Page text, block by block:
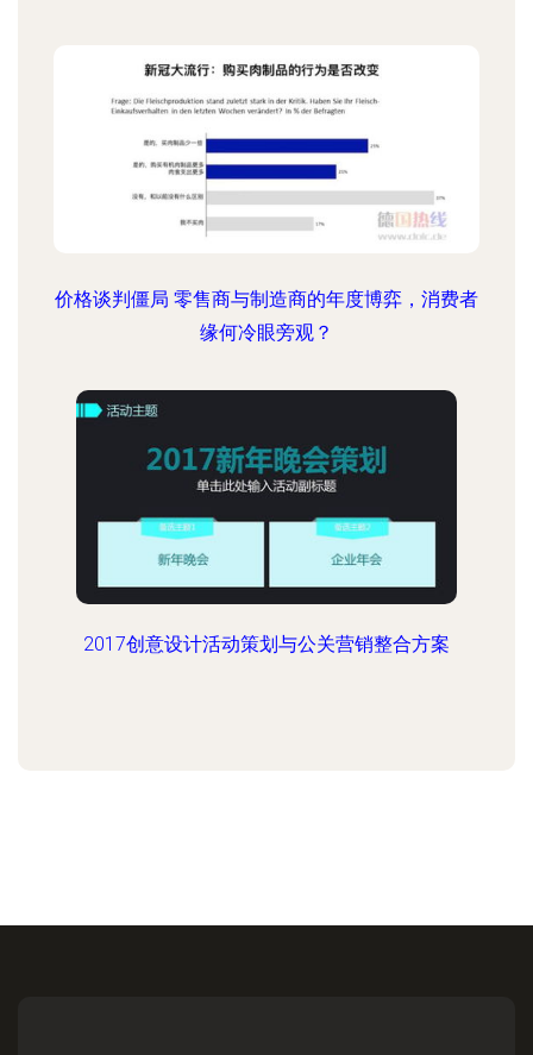
价格谈判僵局 零售商与制造商的年度博弈，消费者
缘何冷眼旁观？
2017创意设计活动策划与公关营销整合方案